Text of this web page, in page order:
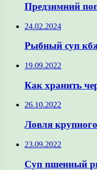
Предзимний
24.02.2024
Рыбный суп
19.09.2022
Как хранить
26.10.2022
Ловля
23.09.2022
Суп пшенный